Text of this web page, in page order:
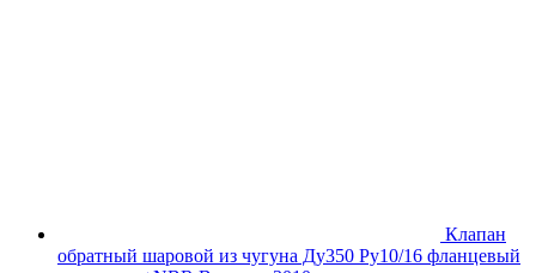
Клапан
обратный шаровой из чугуна Ду350 Ру10/16 фланцевый